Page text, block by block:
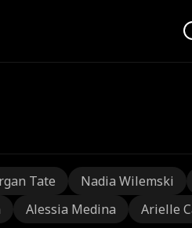
Tate Nadia Wilemski
Alessia Medina Arielle